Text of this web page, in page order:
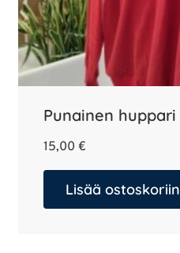
Punainen huppari
15,00 €
Lisää ostoskoriin